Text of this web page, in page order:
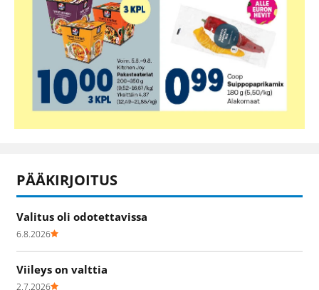
PÄÄKIRJOITUS
Valitus oli odotettavissa
6.8.2026
Viileys on valttia
2.7.2026